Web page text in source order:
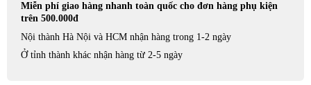
Miễn phí giao hàng nhanh toàn quốc cho đơn hàng phụ kiện
trên 500.000đ
Nội thành Hà Nội và HCM nhận hàng trong 1-2 ngày
Ở tỉnh thành khác nhận hàng từ 2-5 ngày